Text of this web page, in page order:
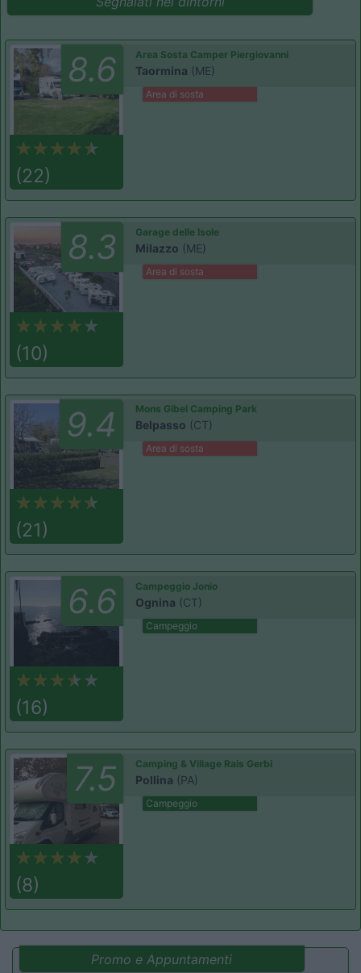
8.6
(22)
Area Sosta Camper Piergiovanni
Taormina (ME)
Area di sosta
8.3
(10)
Garage delle Isole
Milazzo (ME)
Area di sosta
9.4
(21)
Mons Gibel Camping Park
Belpasso (CT)
Area di sosta
6.6
(16)
Campeggio Jonio
Ognina (CT)
Campeggio
7.5
(8)
Camping & Village Rais Gerbi
Pollina (PA)
Campeggio
Promo e Appuntamenti